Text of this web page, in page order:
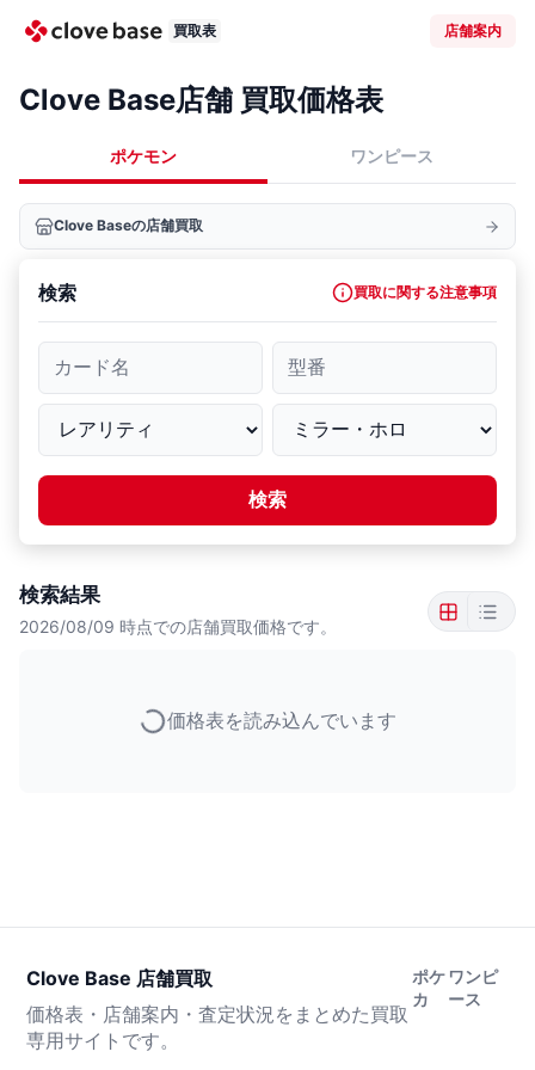
買取表 店舗案内
Clove Base店舗 買取価格表
ポケモン ワンピース
Clove Baseの店舗買取
検索 買取に関する注意事項
カード名 型番
検索
検索結果
2026/08/09 時点での店舗買取価格です。
価格表を読み込んでいます
Clove Base 店舗買取
価格表・店舗案内・査定状況をまとめた買取
専用サイトです。
ポケ
カ
ワンピ
ース